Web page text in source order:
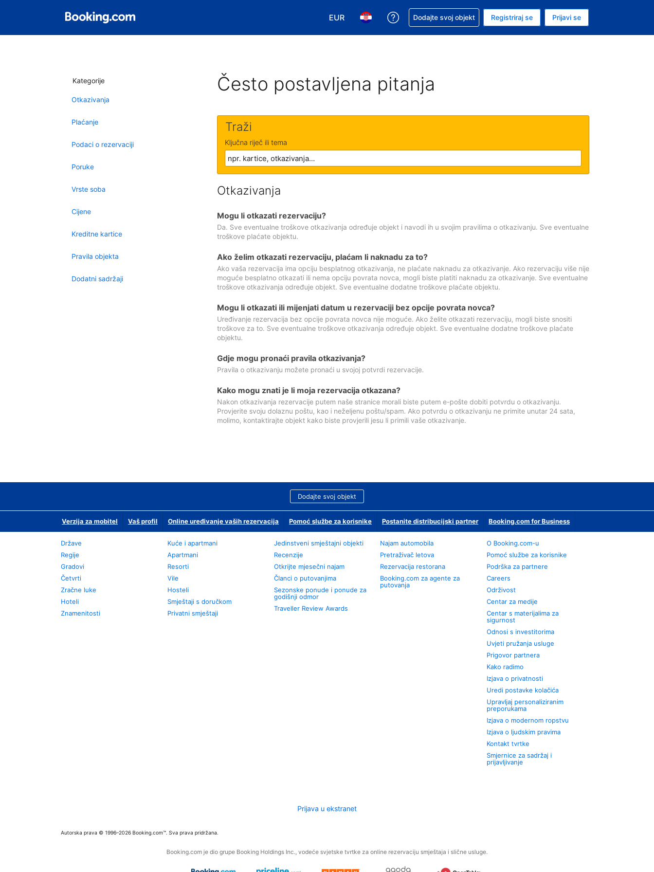
EUR
Odaberite valutu. Vaša je trenutačna valuta EUR
Odaberite svoj jezik. Vaš je trenutačni jezik Hrvatskom
Zatražite pomoć sa svojom rezervacijom
Dodajte svoj objekt Registriraj se Prijavi se
Kategorije
Otkazivanja
Plaćanje
Podaci o rezervaciji
Poruke
Vrste soba
Cijene
Kreditne kartice
Pravila objekta
Dodatni sadržaji
Često postavljena pitanja
Traži
Ključna riječ ili tema
Otkazivanja
Mogu li otkazati rezervaciju?
Da. Sve eventualne troškove otkazivanja određuje objekt i navodi ih u svojim pravilima o otkazivanju. Sve eventualne
troškove plaćate objektu.
Ako želim otkazati rezervaciju, plaćam li naknadu za to?
Ako vaša rezervacija ima opciju besplatnog otkazivanja, ne plaćate naknadu za otkazivanje. Ako rezervaciju više nije
moguće besplatno otkazati ili nema opciju povrata novca, mogli biste platiti naknadu za otkazivanje. Sve eventualne
troškove otkazivanja određuje objekt. Sve eventualne dodatne troškove plaćate objektu.
Mogu li otkazati ili mijenjati datum u rezervaciji bez opcije povrata novca?
Uređivanje rezervacija bez opcije povrata novca nije moguće. Ako želite otkazati rezervaciju, mogli biste snositi
troškove za to. Sve eventualne troškove otkazivanja određuje objekt. Sve eventualne dodatne troškove plaćate
objektu.
Gdje mogu pronaći pravila otkazivanja?
Pravila o otkazivanju možete pronaći u svojoj potvrdi rezervacije.
Kako mogu znati je li moja rezervacija otkazana?
Nakon otkazivanja rezervacije putem naše stranice morali biste putem e-pošte dobiti potvrdu o otkazivanju.
Provjerite svoju dolaznu poštu, kao i neželjenu poštu/spam. Ako potvrdu o otkazivanju ne primite unutar 24 sata,
molimo, kontaktirajte objekt kako biste provjerili jesu li primili vaše otkazivanje.
Dodajte svoj objekt
Verzija za mobitel Vaš profil Online uređivanje vaših rezervacija Pomoć službe za korisnike Postanite distribucijski partner Booking.com for Business
Države
Regije
Gradovi
Četvrti
Zračne luke
Hoteli
Znamenitosti
Kuće i apartmani
Apartmani
Resorti
Vile
Hosteli
Smještaji s doručkom
Privatni smještaji
Jedinstveni smještajni objekti
Recenzije
Otkrijte mjesečni najam
Članci o putovanjima
Sezonske ponude i ponude za
godišnji odmor
Traveller Review Awards
Najam automobila
Pretraživač letova
Rezervacija restorana
Booking.com za agente za
putovanja
O Booking.com-u
Pomoć službe za korisnike
Podrška za partnere
Careers
Održivost
Centar za medije
Centar s materijalima za
sigurnost
Odnosi s investitorima
Uvjeti pružanja usluge
Prigovor partnera
Kako radimo
Izjava o privatnosti
Uredi postavke kolačića
Upravljaj personaliziranim
preporukama
Izjava o modernom ropstvu
Izjava o ljudskim pravima
Kontakt tvrtke
Smjernice za sadržaj i
prijavljivanje
Prijava u ekstranet
Autorska prava © 1996–2026 Booking.com™. Sva prava pridržana.
Booking.com je dio grupe Booking Holdings Inc., vodeće svjetske tvrtke za online rezervaciju smještaja i slične usluge.